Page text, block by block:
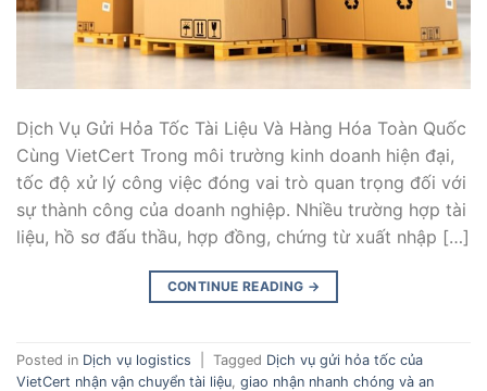
Dịch Vụ Gửi Hỏa Tốc Tài Liệu Và Hàng Hóa Toàn Quốc
Cùng VietCert Trong môi trường kinh doanh hiện đại,
tốc độ xử lý công việc đóng vai trò quan trọng đối với
sự thành công của doanh nghiệp. Nhiều trường hợp tài
liệu, hồ sơ đấu thầu, hợp đồng, chứng từ xuất nhập […]
CONTINUE READING →
Posted in Dịch vụ logistics Tagged Dịch vụ gửi hỏa tốc của
VietCert nhận vận chuyển tài liệu, giao nhận nhanh chóng và an